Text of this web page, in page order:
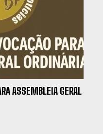
ASSEMBLEIA GERAL